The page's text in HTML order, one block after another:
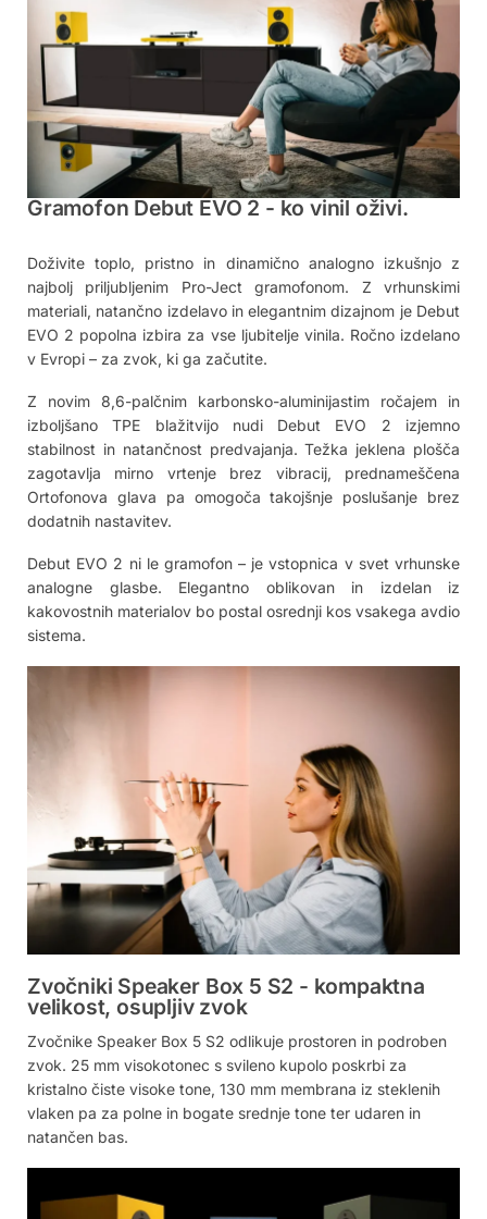
Gramofon Debut EVO 2 - ko vinil oživi.
Doživite toplo, pristno in dinamično analogno izkušnjo z
najbolj priljubljenim Pro-Ject gramofonom. Z vrhunskimi
materiali, natančno izdelavo in elegantnim dizajnom je Debut
EVO 2 popolna izbira za vse ljubitelje vinila. Ročno izdelano
v Evropi – za zvok, ki ga začutite.
Z novim 8,6-palčnim karbonsko-aluminijastim ročajem in
izboljšano TPE blažitvijo nudi Debut EVO 2 izjemno
stabilnost in natančnost predvajanja. Težka jeklena plošča
zagotavlja mirno vrtenje brez vibracij, prednameščena
Ortofonova glava pa omogoča takojšnje poslušanje brez
dodatnih nastavitev.
Debut EVO 2 ni le gramofon – je vstopnica v svet vrhunske
analogne glasbe. Elegantno oblikovan in izdelan iz
kakovostnih materialov bo postal osrednji kos vsakega avdio
sistema.
Zvočniki Speaker Box 5 S2 - kompaktna
velikost, osupljiv zvok
Zvočnike Speaker Box 5 S2 odlikuje prostoren in podroben
zvok. 25 mm visokotonec s svileno kupolo poskrbi za
kristalno čiste visoke tone, 130 mm membrana iz steklenih
vlaken pa za polne in bogate srednje tone ter udaren in
natančen bas.